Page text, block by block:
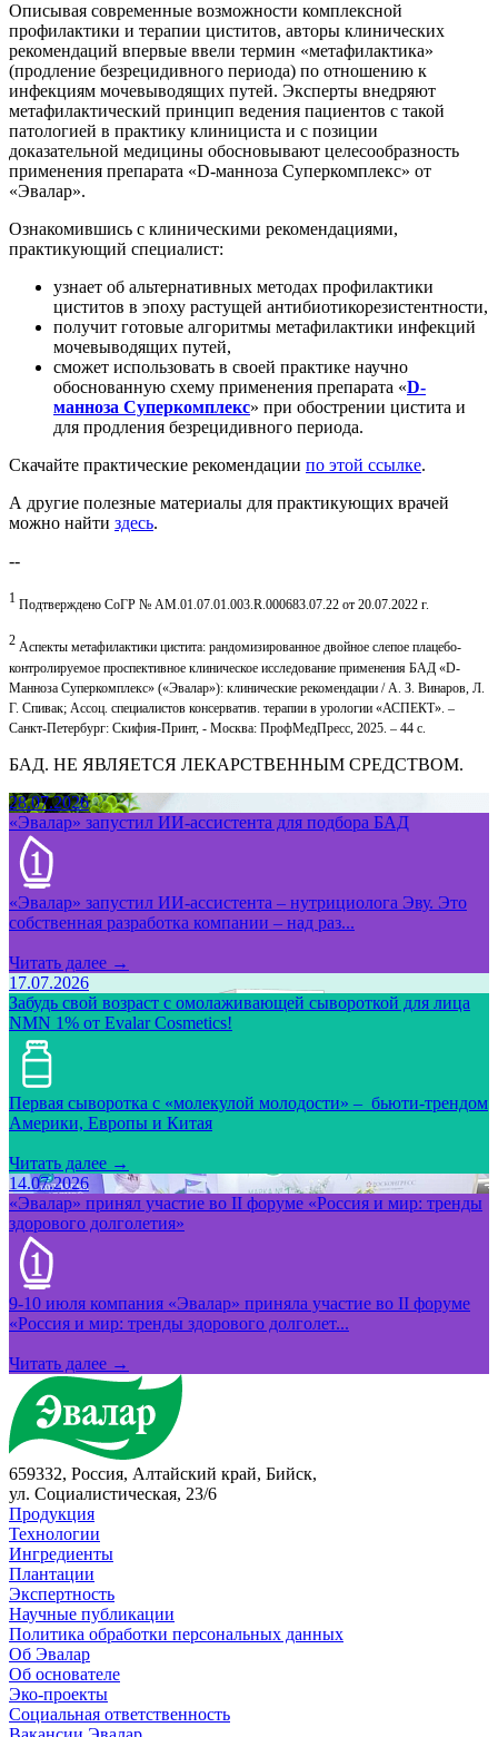
Описывая современные возможности комплексной
профилактики и терапии циститов, авторы клинических
рекомендаций впервые ввели термин «метафилактика»
(продление безрецидивного периода) по отношению к
инфекциям мочевыводящих путей. Эксперты внедряют
метафилактический принцип ведения пациентов с такой
патологией в практику клинициста и с позиции
доказательной медицины обосновывают целесообразность
применения препарата «D-манноза Суперкомплекс» от
«Эвалар».
Ознакомившись с клиническими рекомендациями,
практикующий специалист:
узнает об альтернативных методах профилактики
циститов в эпоху растущей антибиотикорезистентности,
получит готовые алгоритмы метафилактики инфекций
мочевыводящих путей,
сможет использовать в своей практике научно
обоснованную схему применения препарата «D-
манноза Суперкомплекс» при обострении цистита и
для продления безрецидивного периода.
Скачайте практические рекомендации по этой ссылке.
А другие полезные материалы для практикующих врачей
можно найти здесь.
--
1 Подтверждено СоГР № AM.01.07.01.003.R.000683.07.22 от 20.07.2022 г.
2 Аспекты метафилактики цистита: рандомизированное двойное слепое плацебо-
контролируемое проспективное клиническое исследование применения БАД «D-
Манноза Суперкомплекс» («Эвалар»): клинические рекомендации / А. З. Винаров, Л.
Г. Спивак; Ассоц. специалистов консерватив. терапии в урологии «АСПЕКТ». –
Санкт-Петербург: Скифия-Принт, - Москва: ПрофМедПресс, 2025. – 44 с.
БАД. НЕ ЯВЛЯЕТСЯ ЛЕКАРСТВЕННЫМ СРЕДСТВОМ.
28.07.2026
«Эвалар» запустил ИИ-ассистента для подбора БАД
«Эвалар» запустил ИИ-ассистента – нутрициолога Эву. Это
собственная разработка компании – над раз...
Читать далее →
17.07.2026
Забудь свой возраст с омолаживающей сывороткой для лица
NMN 1% от Evalar Cosmetics!
Первая сыворотка с «молекулой молодости» – бьюти-трендом
Америки, Европы и Китая
Читать далее →
14.07.2026
«Эвалар» принял участие во II форуме «Россия и мир: тренды
здорового долголетия»
9-10 июля компания «Эвалар» приняла участие во II форуме
«Россия и мир: тренды здорового долголет...
Читать далее →
659332, Россия, Алтайский край, Бийск,
ул. Социалистическая, 23/6
Продукция
Технологии
Ингредиенты
Плантации
Экспертность
Научные публикации
Политика обработки персональных данных
Об Эвалар
Об основателе
Эко-проекты
Социальная ответственность